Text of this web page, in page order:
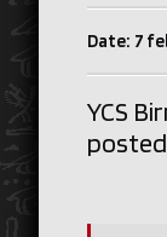
Date: 7
YCS